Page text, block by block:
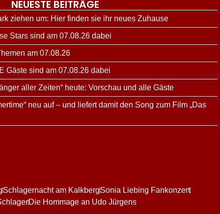
NEUESTE BEITRÄGE
ziehen um: Hier finden sie ihr neues Zuhause
Stars sind am 07.08.26 dabei
am 07.08.26
Gäste sind am 07.08.26 dabei
aller Zeiten“ heute: Vorschau und alle Gäste
neu auf – und liefert damit den Song zum Film „Das
Schlagernacht am KalkbergSonia Liebing Fankonzert
Die Hommage an Udo Jürgens